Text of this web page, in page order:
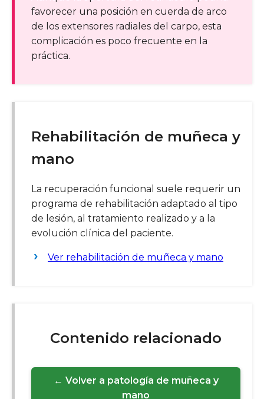
favorecer una posición en cuerda de arco
de los extensores radiales del carpo, esta
complicación es poco frecuente en la
práctica.
Rehabilitación de muñeca y
mano
La recuperación funcional suele requerir un
programa de rehabilitación adaptado al tipo
de lesión, al tratamiento realizado y a la
evolución clínica del paciente.
Ver rehabilitación de muñeca y mano
Contenido relacionado
← Volver a patología de muñeca y
mano